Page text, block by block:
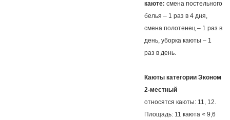
каюте: смена постельного
белья – 1 раз в 4 дня,
смена полотенец – 1 раз в
день, уборка каюты – 1
раз в день.
Каюты категории Эконом
2-местный
относятся каюты: 11, 12.
Площадь: 11 каюта ≈ 9,6